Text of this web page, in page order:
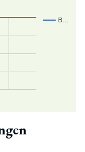
B…